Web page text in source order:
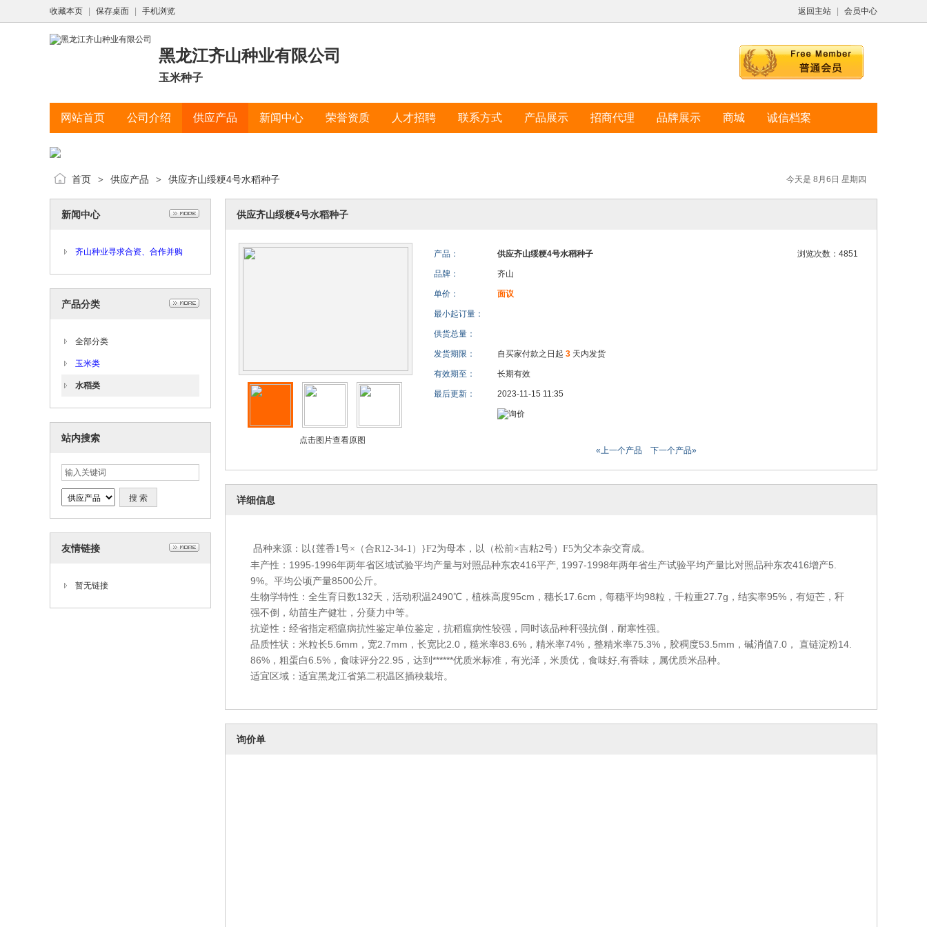
返回主站 会员中心
收藏本页 保存桌面 手机浏览
黑龙江齐山种业有限公司
玉米种子
网站首页 公司介绍 供应产品 新闻中心 荣誉资质 人才招聘 联系方式 产品展示 招商代理 品牌展示 商城 诚信档案
今天是 8月6日 星期四
首页 > 供应产品 > 供应齐山绥粳4号水稻种子
新闻中心
齐山种业寻求合资、合作并购
产品分类
全部分类
玉米类
水稻类
站内搜索
友情链接
暂无链接
供应齐山绥粳4号水稻种子
点击图片查看原图
产品： 浏览次数：4851
供应齐山绥粳4号水稻种子
品牌： 齐山
单价： 面议
最小起订量：
供货总量：
发货期限： 自买家付款之日起 3 天内发货
有效期至： 长期有效
最后更新： 2023-11-15 11:35
«上一个产品 下一个产品»
详细信息
品种来源：以{莲香1号×（合R12-34-1）}F2为母本，以（松前×吉粘2号）F5为父本杂交育成。
丰产性：1995-1996年两年省区域试验平均产量与对照品种东农416平产, 1997-1998年两年省生产试验平均产量比对照品种东农416增产5.
9%。平均公顷产量8500公斤。
生物学特性：全生育日数132天，活动积温2490℃，植株高度95cm，穗长17.6cm，每穗平均98粒，千粒重27.7g，结实率95%，有短芒，秆
强不倒，幼苗生产健壮，分蘖力中等。
抗逆性：经省指定稻瘟病抗性鉴定单位鉴定，抗稻瘟病性较强，同时该品种秆强抗倒，耐寒性强。
品质性状：米粒长5.6mm，宽2.7mm，长宽比2.0，糙米率83.6%，精米率74%，整精米率75.3%，胶稠度53.5mm，碱消值7.0， 直链淀粉14.
86%，粗蛋白6.5%，食味评分22.95，达到******优质米标准，有光泽，米质优，食味好,有香味，属优质米品种。
适宜区域：适宜黑龙江省第二积温区插秧栽培。
询价单